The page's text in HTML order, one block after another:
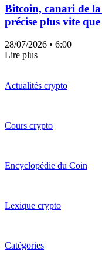
Bitcoin, canari de
précise plus vite
28/07/2026 • 6:00
Lire plus
Actualités crypto
Cours crypto
Encyclopédie du Coin
Lexique crypto
Catégories